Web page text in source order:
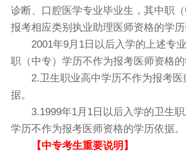
诊断、口腔医学专业毕业生，其中职
报考相应类别执业助理医师资格的学历
2001年9月1日以后入学的上述专业
职（中专）学历不作为报考医师资格的
2.卫生职业高中学历不作为报考医
据。
3.1999年1月1日以后入学的卫生职
学历不作为报考医师资格的学历依据。
【中专考生重要说明】